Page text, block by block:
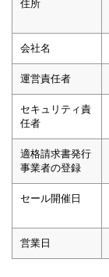
住所
会社名
運営責任者
セキュリティ責
任者
適格請求書発行
事業者の登録
セール開催日
営業日